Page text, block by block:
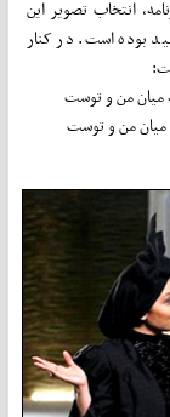
انتخاب تصویر این
بوده است. در کنار
من و توست
من و توست